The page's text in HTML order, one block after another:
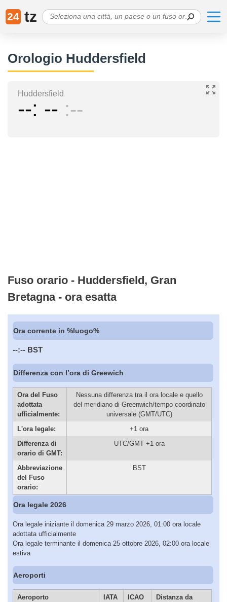
24 tz
Orologio Huddersfield
Huddersfield
-- -- --
Fuso orario - Huddersfield, Gran
Bretagna - ora esatta
Ora corrente in %luogo%
--:-- BST
Differenza con l’ora di Greewich
Ora del Fuso
adottata
ufficialmente:
Nessuna differenza tra il ora locale e quello
del meridiano di Greenwich/tempo coordinato
universale (GMT/UTC)
L'ora legale:
+1 ora
Differenza di
orario di GMT:
UTC/GMT +1 ora
Abbreviazione
del Fuso
orario:
BST
Ora legale 2026
Ora legale iniziante il domenica 29 marzo 2026, 01:00 ora locale
adottata ufficialmente
Ora legale terminante il domenica 25 ottobre 2026, 02:00 ora locale
estiva
Aeroporti
Aeroporto IATA ICAO
Distanza da